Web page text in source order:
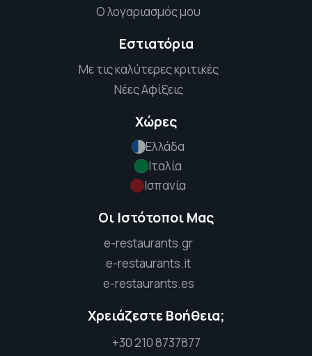
Ο λογαριασμός μου
Εστιατόρια
Με τις καλύτερες κριτικές
Νέες Αφίξεις
Χώρες
Ελλάδα
Ιταλία
Ισπανία
Οι Ιστότοποι Μας
e-restaurants.gr
e-restaurants.it
e-restaurants.es
Χρειάζεστε Βοήθεια;
+30 210 8737877